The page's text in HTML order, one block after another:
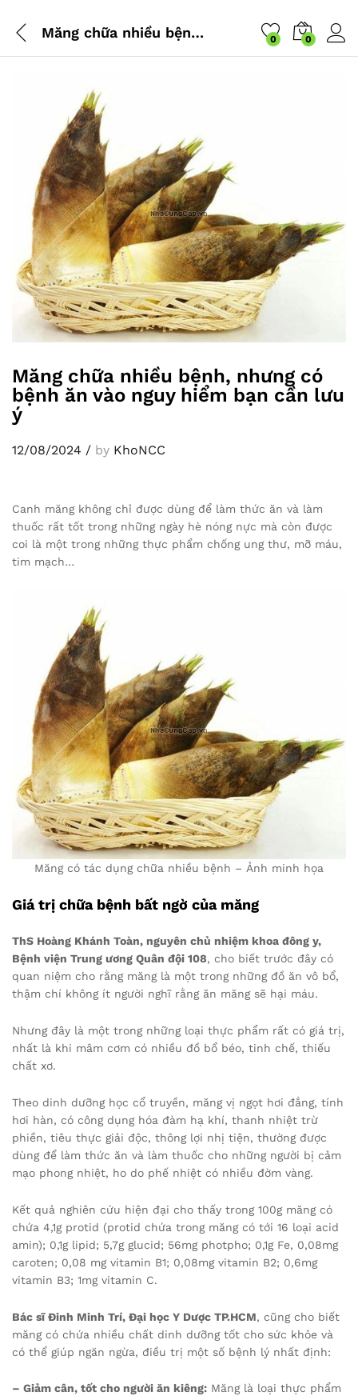
Măng chữa nhiều bệnh, nhưng có bệnh ăn vào nguy hiểm bạn cần lưu ý 0 0
Măng chữa nhiều bệnh, nhưng có
bệnh ăn vào nguy hiểm bạn cần lưu
ý
12/08/2024 / by KhoNCC
Canh măng không chỉ được dùng để làm thức ăn và làm
thuốc rất tốt trong những ngày hè nóng nực mà còn được
coi là một trong những thực phẩm chống ung thư, mỡ máu,
tim mạch…
Măng có tác dụng chữa nhiều bệnh – Ảnh minh họa
Giá trị chữa bệnh bất ngờ của măng
ThS Hoàng Khánh Toàn, nguyên chủ nhiệm khoa đông y,
Bệnh viện Trung ương Quân đội 108, cho biết trước đây có
quan niệm cho rằng măng là một trong những đồ ăn vô bổ,
thậm chí không ít người nghĩ rằng ăn măng sẽ hại máu.
Nhưng đây là một trong những loại thực phẩm rất có giá trị,
nhất là khi mâm cơm có nhiều đồ bổ béo, tinh chế, thiếu
chất xơ.
Theo dinh dưỡng học cổ truyền, măng vị ngọt hơi đắng, tính
hơi hàn, có công dụng hóa đàm hạ khí, thanh nhiệt trừ
phiền, tiêu thực giải độc, thông lợi nhị tiện, thường được
dùng để làm thức ăn và làm thuốc cho những người bị cảm
mạo phong nhiệt, ho do phế nhiệt có nhiều đờm vàng.
Kết quả nghiên cứu hiện đại cho thấy trong 100g măng có
chứa 4,1g protid (protid chứa trong măng có tới 16 loại acid
amin); 0,1g lipid; 5,7g glucid; 56mg photpho; 0,1g Fe, 0,08mg
caroten; 0,08 mg vitamin B1; 0,08mg vitamin B2; 0,6mg
vitamin B3; 1mg vitamin C.
Bác sĩ Đinh Minh Trí, Đại học Y Dược TP.HCM, cũng cho biết
măng có chứa nhiều chất dinh dưỡng tốt cho sức khỏe và
có thể giúp ngăn ngừa, điều trị một số bệnh lý nhất định:
– Giảm cân, tốt cho người ăn kiêng: Măng là loại thực phẩm